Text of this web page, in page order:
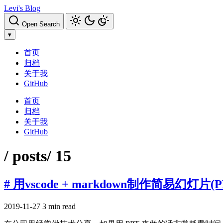
Levi's Blog
Open Search
▾
首页
归档
关于我
GitHub
首页
归档
关于我
GitHub
/ posts/ 15
# 用vscode + markdown制作简易幻灯片
2019-11-27 3 min read